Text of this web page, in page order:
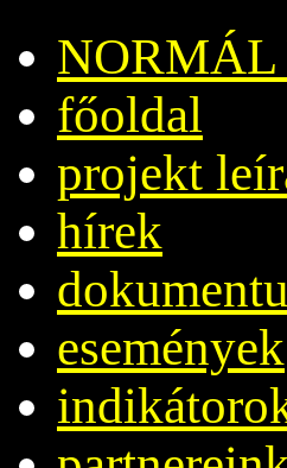
NORMÁL
főoldal
projekt
hírek
események